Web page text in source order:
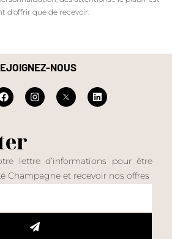
d'offrir que de recevoir.
NOUS
lettre d’informations pour être
Champagne et recevoir nos offres